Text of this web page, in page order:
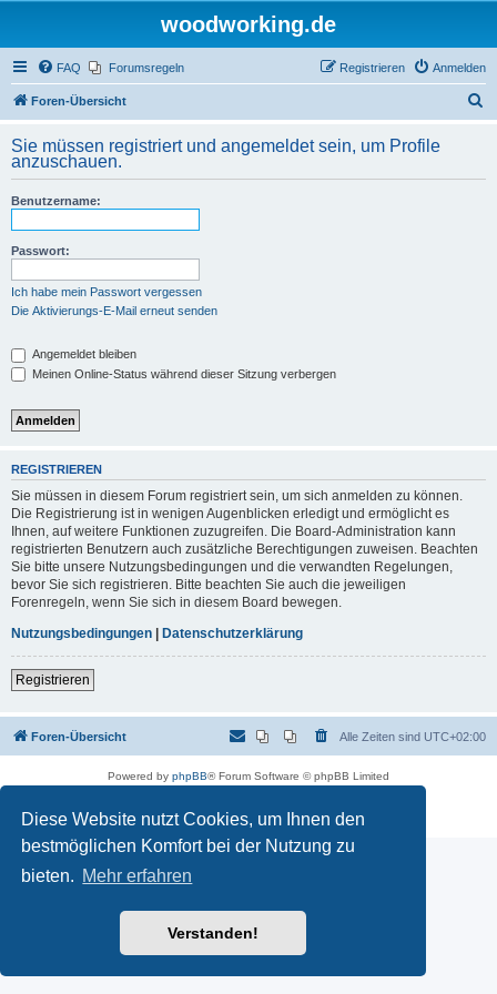
Diese Website nutzt Cookies, um Ihnen den
bestmöglichen Komfort bei der Nutzung zu
bieten. Mehr erfahren
Verstanden!
woodworking.de
FAQ Forumsregeln Anmelden
Registrieren
Foren-Übersicht
h
Sie müssen registriert und angemeldet sein, um Profile
anzuschauen.
Benutzername:
Passwort:
Ich habe mein Passwort vergessen
Die Aktivierungs-E-Mail erneut senden
Angemeldet bleiben
Meinen Online-Status während dieser Sitzung verbergen
REGISTRIEREN
Sie müssen in diesem Forum registriert sein, um sich anmelden zu können.
Die Registrierung ist in wenigen Augenblicken erledigt und ermöglicht es
Ihnen, auf weitere Funktionen zuzugreifen. Die Board-Administration kann
registrierten Benutzern auch zusätzliche Berechtigungen zuweisen. Beachten
Sie bitte unsere Nutzungsbedingungen und die verwandten Regelungen,
bevor Sie sich registrieren. Bitte beachten Sie auch die jeweiligen
Forenregeln, wenn Sie sich in diesem Board bewegen.
Nutzungsbedingungen | Datenschutzerklärung
Registrieren
Foren-Übersicht Alle Zeiten sind UTC+02:00
Powered by phpBB® Forum Software © phpBB Limited
Datenschutz|Nutzungsbedingungen